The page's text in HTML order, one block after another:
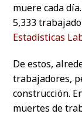
muere cada
5,333
Estadísticas
De estos,
trabajadores,
construcción.
muertes de